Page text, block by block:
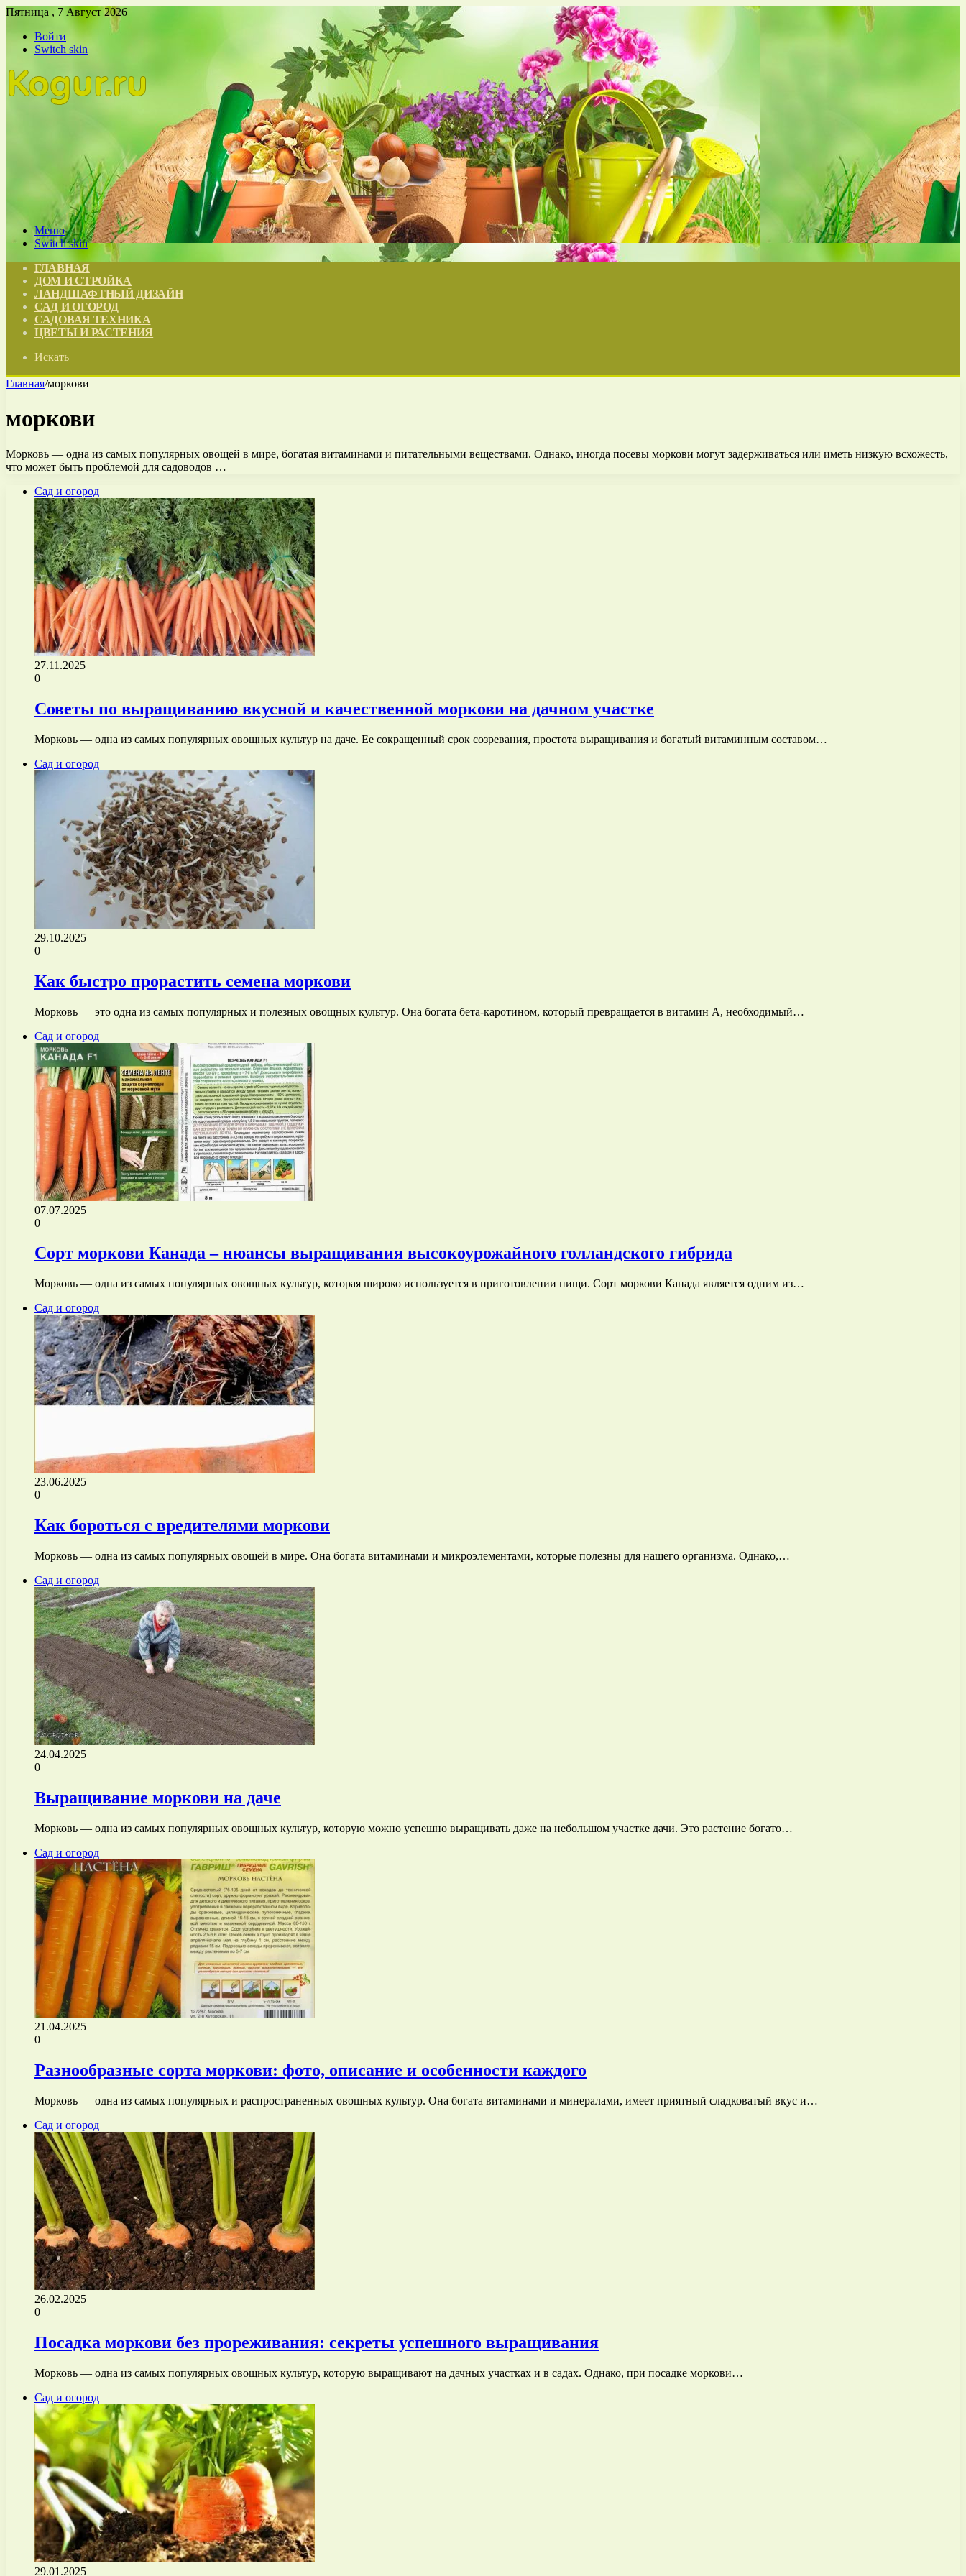
Пятница , 7 Август 2026
Войти
Switch skin
Меню
Switch skin
ГЛАВНАЯ
ДОМ И СТРОЙКА
ЛАНДШАФТНЫЙ ДИЗАЙН
САД И ОГОРОД
САДОВАЯ ТЕХНИКА
ЦВЕТЫ И РАСТЕНИЯ
Искать
Главная/моркови
моркови
Морковь — одна из самых популярных овощей в мире, богатая витаминами и питательными веществами. Однако, иногда посевы моркови могут задерживаться или иметь низкую всхожесть,
что может быть проблемой для садоводов …
Сад и огород
27.11.2025
0
Советы по выращиванию вкусной и качественной моркови на дачном участке
Морковь — одна из самых популярных овощных культур на даче. Ее сокращенный срок созревания, простота выращивания и богатый витаминным составом…
Сад и огород
29.10.2025
0
Как быстро прорастить семена моркови
Морковь — это одна из самых популярных и полезных овощных культур. Она богата бета-каротином, который превращается в витамин А, необходимый…
Сад и огород
07.07.2025
0
Сорт моркови Канада – нюансы выращивания высокоурожайного голландского гибрида
Морковь — одна из самых популярных овощных культур, которая широко используется в приготовлении пищи. Сорт моркови Канада является одним из…
Сад и огород
23.06.2025
0
Как бороться с вредителями моркови
Морковь — одна из самых популярных овощей в мире. Она богата витаминами и микроэлементами, которые полезны для нашего организма. Однако,…
Сад и огород
24.04.2025
0
Выращивание моркови на даче
Морковь — одна из самых популярных овощных культур, которую можно успешно выращивать даже на небольшом участке дачи. Это растение богато…
Сад и огород
21.04.2025
0
Разнообразные сорта моркови: фото, описание и особенности каждого
Морковь — одна из самых популярных и распространенных овощных культур. Она богата витаминами и минералами, имеет приятный сладковатый вкус и…
Сад и огород
26.02.2025
0
Посадка моркови без прореживания: секреты успешного выращивания
Морковь — одна из самых популярных овощных культур, которую выращивают на дачных участках и в садах. Однако, при посадке моркови…
Сад и огород
29.01.2025